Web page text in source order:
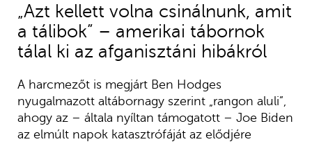
„Azt kellett volna csinálnunk, amit
a tálibok” – amerikai tábornok
tálal ki az afganisztáni hibákról
A harcmezőt is megjárt Ben Hodges
nyugalmazott altábornagy szerint „rangon aluli”,
ahogy az – általa nyíltan támogatott – Joe Biden
az elmúlt napok katasztrófáját az elődjére